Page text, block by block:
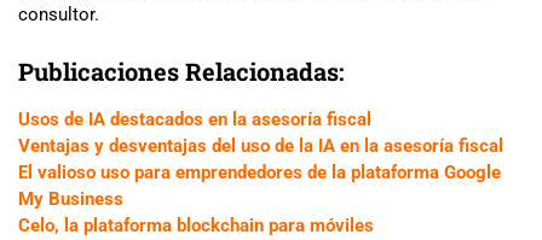
consultor.
Publicaciones Relacionadas:
Usos de IA destacados en la asesoría fiscal
Ventajas y desventajas del uso de la IA en la asesoría fiscal
El valioso uso para emprendedores de la plataforma Google
My Business
Celo, la plataforma blockchain para móviles